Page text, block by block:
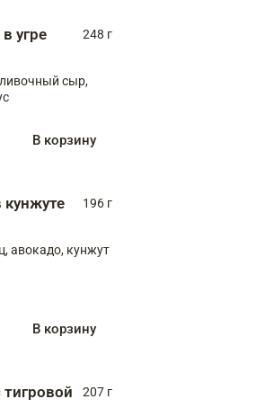
угре
248 г
сыр,
В корзину
196 г
авокадо, кунжут
В корзину
207 г